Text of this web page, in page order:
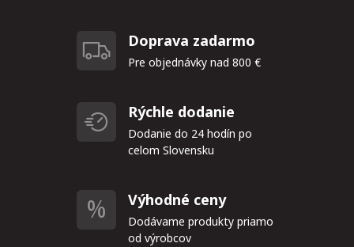
Doprava zadarmo
Pre objednávky nad 800 €
Rýchle dodanie
Dodanie do 24 hodín po
celom Slovensku
Výhodné ceny
Dodávame produkty priamo
od výrobcov